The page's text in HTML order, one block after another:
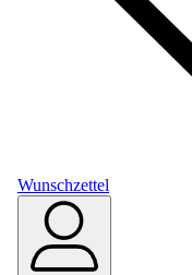
Wunschzettel